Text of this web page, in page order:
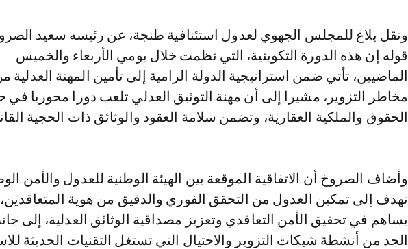
ونقل بلاغ للمجلس الجهوي لعدول استئنافية طنجة، عن رئيسه سعيد الصروخ،
قوله إن هذه الدورة التكوينية، التي نظمت خلال يومي الأربعاء والخميس
الماضيين، تأتي ضمن استراتيجية الدولة الرامية إلى تأمين المهنة العدلية
مخاطر التزوير، مشيرا إلى أن مهنة التوثيق العدلي تلعب دورا محوريا في
الحقوق والملكية العقارية، وتضمن سلامة العقود والوثائق ذات الحجية
وأضاف الصروخ أن الاتفاقية الموقعة بين الهيئة الوطنية للعدول والأمن
تهدف إلى تمكين العدول من التحقق الفوري والدقيق من هوية
يساهم في تحقيق الأمن التعاقدي وتعزيز مصداقية الوثائق العدلية، إلى
الحد من أنشطة شبكات التزوير والاحتيال التي تستغل التقنيات الحديثة